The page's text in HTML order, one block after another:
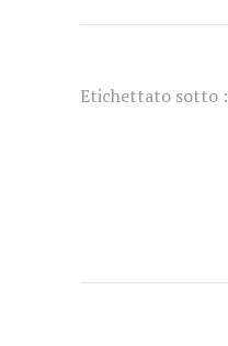
Etichettato sotto :